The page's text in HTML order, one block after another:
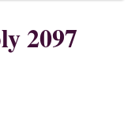
2097